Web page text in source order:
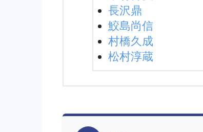
長沢鼎
鮫島尚信
村橋久成
松村淳蔵